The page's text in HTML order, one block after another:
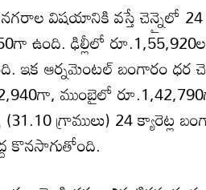
విషయానికి వస్తే చెన్నైలో 24
ఉంది. ఢిల్లీలో
ఇక ఆర్నమెంటల్ బంగారం ధర
ముంబైలో
(31.10 గ్రాములు) 24 క్యారెట్ల
కొనసాగుతోంది.